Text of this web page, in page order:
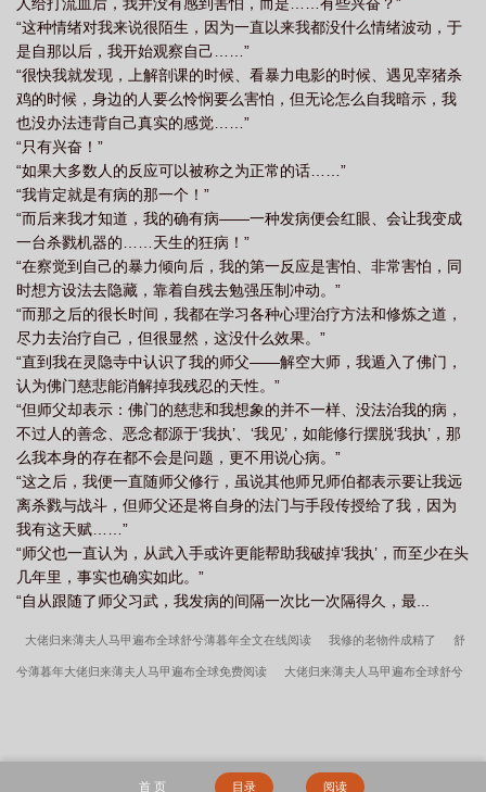
“这种情绪对我来说很陌生，因为一直以来我都没什么情绪波动，于
是自那以后，我开始观察自己……”
“很快我就发现，上解剖课的时候、看暴力电影的时候、遇见宰猪杀
鸡的时候，身边的人要么怜悯要么害怕，但无论怎么自我暗示，我
也没办法违背自己真实的感觉……”
“只有兴奋！”
“如果大多数人的反应可以被称之为正常的话……”
“我肯定就是有病的那一个！”
“而后来我才知道，我的确有病——一种发病便会红眼、会让我变成
一台杀戮机器的……天生的狂病！”
“在察觉到自己的暴力倾向后，我的第一反应是害怕、非常害怕，同
时想方设法去隐藏，靠着自残去勉强压制冲动。”
“而那之后的很长时间，我都在学习各种心理治疗方法和修炼之道，
尽力去治疗自己，但很显然，这没什么效果。”
“直到我在灵隐寺中认识了我的师父——解空大师，我遁入了佛门，
认为佛门慈悲能消解掉我残忍的天性。”
“但师父却表示：佛门的慈悲和我想象的并不一样、没法治我的病，
不过人的善念、恶念都源于‘我执’、‘我见’，如能修行摆脱‘我执’，那
么我本身的存在都不会是问题，更不用说心病。”
“这之后，我便一直随师父修行，虽说其他师兄师伯都表示要让我远
离杀戮与战斗，但师父还是将自身的法门与手段传授给了我，因为
我有这天赋……”
“师父也一直认为，从武入手或许更能帮助我破掉‘我执’，而至少在头
几年里，事实也确实如此。”
“自从跟随了师父习武，我发病的间隔一次比一次隔得久，最...
大佬归来薄夫人马甲遍布全球舒兮薄暮年全文在线阅读 我修的老物件成精了 舒
兮薄暮年大佬归来薄夫人马甲遍布全球免费阅读 大佬归来薄夫人马甲遍布全球舒兮
首 页 目录 阅读